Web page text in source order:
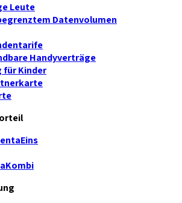
Leute
Datenvolumen
Handyverträge
für Kinder